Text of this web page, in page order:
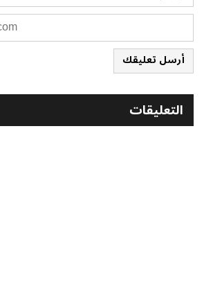
أرسل تعليقك
التعليقات